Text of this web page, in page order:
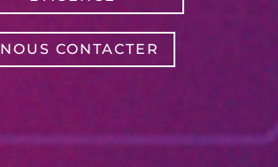
NOUS CONTACTER